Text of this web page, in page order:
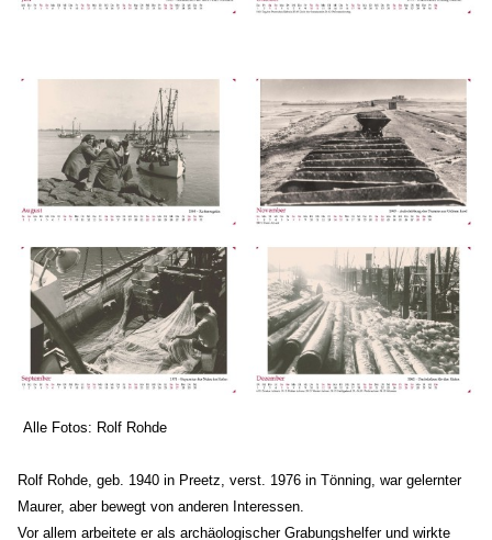
Alle Fotos: Rolf Rohde
Rolf Rohde, geb. 1940 in Preetz, verst. 1976 in Tönning, war gelernter
Maurer, aber bewegt von anderen Interessen.
Vor allem arbeitete er als archäologischer Grabungshelfer und wirkte